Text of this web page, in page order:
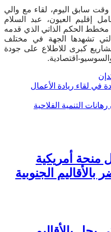
وقت سابق اليوم، لقاء مع والي
إقليم العيون، عبد السلام
مخطط الحكم الذاتي الذي قدمه
التي تشهدها الجهة في مختلف
كبرى للاطلاع على جودة
والسوسيو-اقتصادية.
في لقاء ريادة الأعمال
التنمية الفلاحية
منحة أمريكية
الجنوبية